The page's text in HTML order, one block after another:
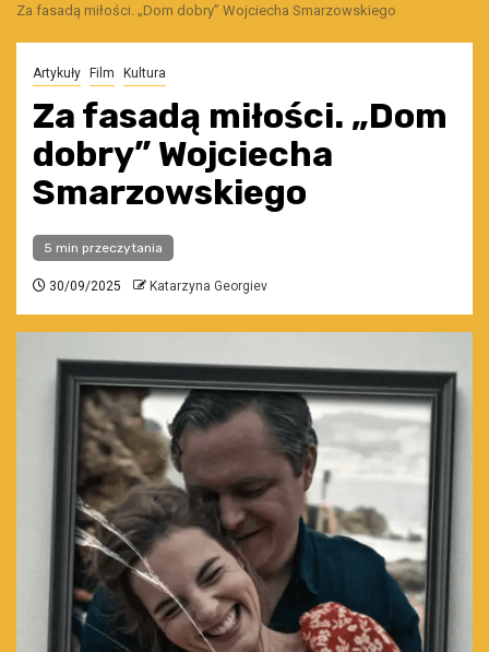
Za fasadą miłości. „Dom dobry” Wojciecha Smarzowskiego
Artykuły Film Kultura
Za fasadą miłości. „Dom
dobry” Wojciecha
Smarzowskiego
5 min przeczytania
30/09/2025 Katarzyna Georgiev